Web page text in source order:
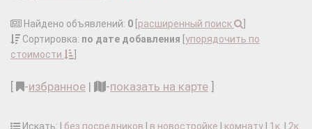
Найдено объявлений: 0 расширенный поиск
Сортировка: по дате добавления упорядочить по
стоимости
-избранное | -показать на карте
Искать: | без посредников в новостройке комнату 1к.
2к.